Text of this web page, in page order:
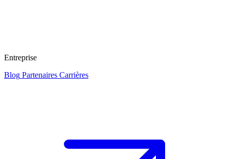
Entreprise
Blog Partenaires Carrières